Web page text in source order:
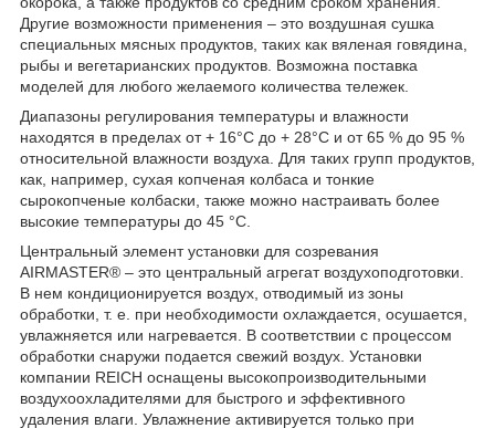
Другие возможности применения – это воздушная сушка
специальных мясных продуктов, таких как вяленая говядина,
рыбы и вегетарианских продуктов. Возможна поставка
моделей для любого желаемого количества тележек.
Диапазоны регулирования температуры и влажности
находятся в пределах от + 16°C до + 28°C и от 65 % до 95 %
относительной влажности воздуха. Для таких групп продуктов,
как, например, сухая копченая колбаса и тонкие
сырокопченые колбаски, также можно настраивать более
высокие температуры до 45 °C.
Центральный элемент установки для созревания
AIRMASTER® – это центральный агрегат воздухоподготовки.
В нем кондиционируется воздух, отводимый из зоны
обработки, т. е. при необходимости охлаждается, осушается,
увлажняется или нагревается. В соответствии с процессом
обработки снаружи подается свежий воздух. Установки
компании REICH оснащены высокопроизводительными
воздухоохладителями для быстрого и эффективного
удаления влаги. Увлажнение активируется только при